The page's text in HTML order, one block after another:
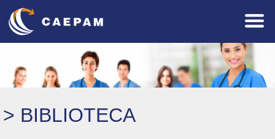
> BIBLIOTECA